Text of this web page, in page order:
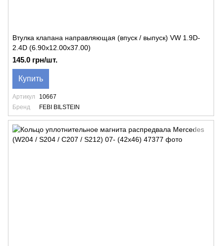
Втулка клапана направляющая (впуск / выпуск) VW 1.9D-
2.4D (6.90x12.00x37.00)
145.0 грн/шт.
Купить
Артикул
10667
Бренд
FEBI BILSTEIN